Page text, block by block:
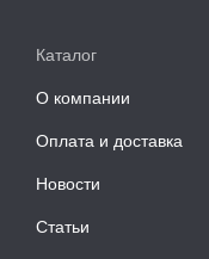
Каталог
О компании
Оплата и доставка
Новости
Статьи